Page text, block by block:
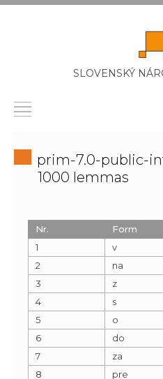
SLOVENSKÝ
prim-7.0-public-
1000 lemmas
Nr. Form
1
v
2
na
3
z
4
s
5
o
6
do
7
za
8
pre